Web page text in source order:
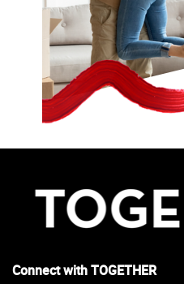
Connect with TOGETHER